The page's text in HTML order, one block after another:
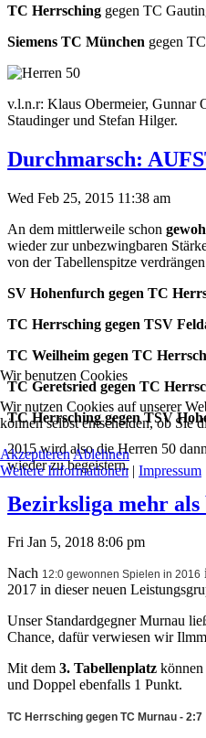
TC Herrsching gegen TC
Siemens TC München gegen
v.l.n.r: Klaus Obermeier, Gunnar
Staudinger und Stefan Hilger.
Durchmarsch:
Wed Feb 25, 2015 11:38 am
An dem mittlerweile schon
wieder zur unbezwingbaren
von der Tabellenspitze
SV Hohenfurch gegen TC
TC Herrsching gegen TSV
TC Weilheim gegen TC
TC Geretsried gegen TC
TC Herrsching gegen TSV
2015 wird also die Herren 50
wieder zu begeistern.
Bezirksliga mehr als
Fri Jan 5, 2018 8:06 pm
Nach 12:0 gewonnen Spielen in 2016
2017 in dieser neuen
Unser Standardgegner Murnau
Chance, dafür verwiesen wir
Mit dem 3. Tabellenplatz können
und Doppel ebenfalls 1 Punkt.
TC Herrsching gegen TC Murnau - 2:7
Wir benutzen Cookies
Wir nutzen Cookies auf unserer
können selbst entscheiden, ob Sie
Akzeptieren Ablehnen
Weitere Informationen | Impressum